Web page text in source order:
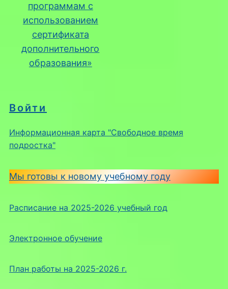
Войти
Информационная карта "Свободное время
подростка"
Мы готовы к новому учебному году
Расписание на 2025-2026 учебный год
Электронное обучение
План работы на 2025-2026 г.
программам с
использованием
сертификата
дополнительного
образования»